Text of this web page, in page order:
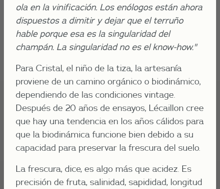
ola en la vinificación. Los enólogos están ahora
dispuestos a dimitir y dejar que el terruño
hable porque esa es la singularidad del
champán. La singularidad no es el know-how."
Para Cristal, el niño de la tiza, la artesanía
proviene de un camino orgánico o biodinámico,
dependiendo de las condiciones vintage.
Después de 20 años de ensayos, Lécaillon cree
que hay una tendencia en los años cálidos para
que la biodinámica funcione bien debido a su
capacidad para preservar la frescura del suelo.
La frescura, dice, es algo más que acidez. Es
precisión de fruta, salinidad, sapididad, longitud